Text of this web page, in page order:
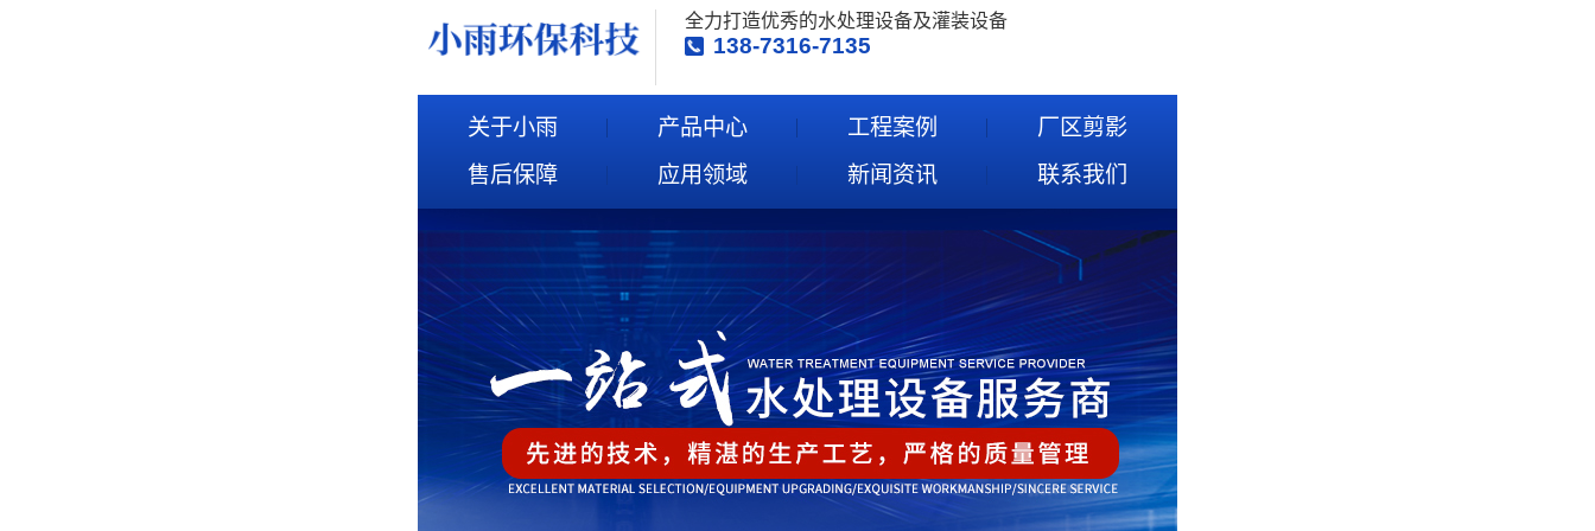
全力打造优秀的水处理设备及灌装设备
138-7316-7135
关于小雨 产品中心 工程案例
厂区剪影
售后保障
应用领域 新闻资讯 联系我们